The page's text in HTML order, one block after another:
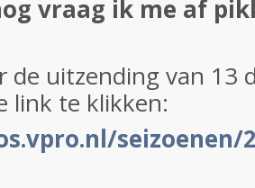
vraag ik me af
de uitzending van 13
link te klikken:
seizoenen/